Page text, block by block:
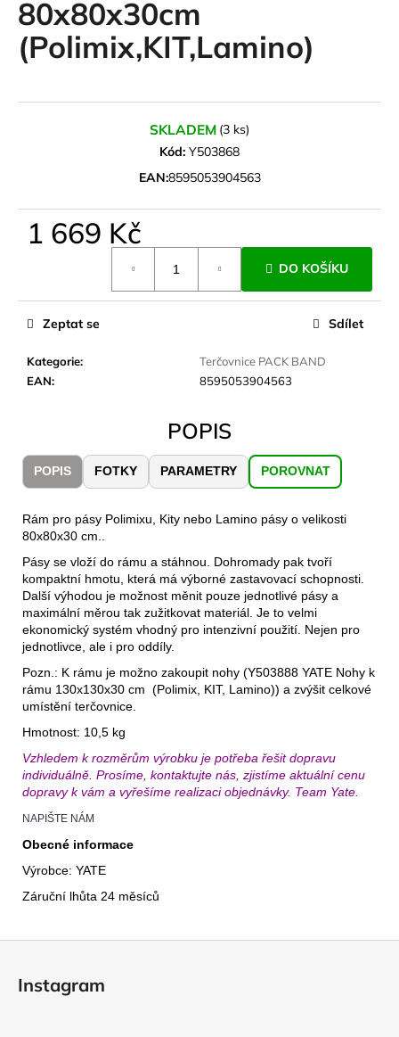
80x80x30cm
(Polimix,KIT,Lamino)
SKLADEM (3 ks)
Kód: Y503868
EAN:8595053904563
1 669 Kč
DO KOŠÍKU
Kategorie:
Terčovnice PACK BAND
EAN: 8595053904563
Zeptat se Sdílet
POPIS
POPIS FOTKY PARAMETRY POROVNAT
Rám pro pásy Polimixu, Kity nebo Lamino pásy o velikosti
80x80x30 cm..
Pásy se vloží do rámu a stáhnou. Dohromady pak tvoří
kompaktní hmotu, která má výborné zastavovací schopnosti.
Další výhodou je možnost měnit pouze jednotlivé pásy a
maximální měrou tak zužitkovat materiál. Je to velmi
ekonomický systém vhodný pro intenzivní použití. Nejen pro
jednotlivce, ale i pro oddíly.
Pozn.: K rámu je možno zakoupit nohy (Y503888 YATE Nohy k
rámu 130x130x30 cm (Polimix, KIT, Lamino)) a zvýšit celkové
umístění terčovnice.
Hmotnost: 10,5 kg
Vzhledem k rozměrům výrobku je potřeba řešit dopravu
individuálně. Prosíme, kontaktujte nás, zjistíme aktuální cenu
dopravy k vám a vyřešíme realizaci objednávky. Team Yate.
NAPIŠTE NÁM
Obecné informace
Výrobce: YATE
Záruční lhůta 24 měsíců
a
j
HLEDAT
o
p
u
e
m
JOMA
SIERRA
25
BĚŽECKÉ
TRAILOVÉ
BOTY
PÁNSKÉ
BLUE
1
603
Kč
Původně:
290
Kč
Instagram